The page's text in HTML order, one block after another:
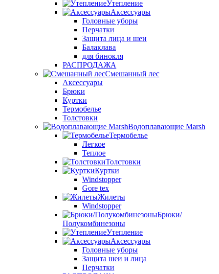
Утепление
Аксессуары
Головные уборы
Перчатки
Защита лица и шеи
Балаклава
для бинокля
РАСПРОДАЖА
Смешанный лес
Аксессуары
Брюки
Куртки
Термобелье
Толстовки
Водоплавающие Marsh
Термобелье
Легкое
Теплое
Толстовки
Куртки
Windstopper
Gore tex
Жилеты
Windstopper
Брюки/
Полукомбинезоны
Утепление
Аксессуары
Головные уборы
Защита шеи и лица
Перчатки